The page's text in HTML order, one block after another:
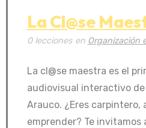
La Cl@se
0 lecciones en Organización
La cl@se maestra es el
audiovisual interactivo
Arauco. ¿Eres carpintero,
emprender? Te invitamos